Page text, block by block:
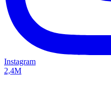
Instagram
2,4M